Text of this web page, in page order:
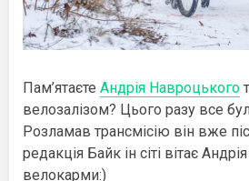
Пам’ятаєте Андрія Навроцького
велозалізом? Цього разу все
Розламав трансмісію він вже
редакція Байк ін сіті вітає
велокарми:)